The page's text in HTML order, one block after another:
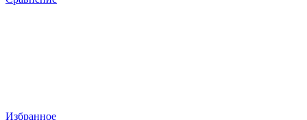
Избранное